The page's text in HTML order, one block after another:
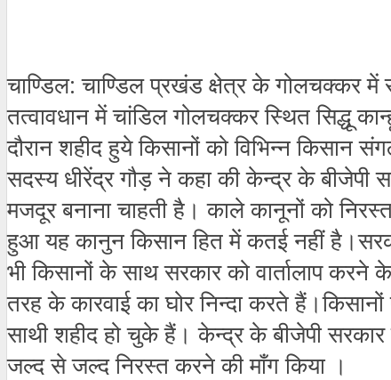
चाण्डिल: चाण्डिल प्रखंड क्षेत्र के गोलचक्कर
तत्वावधान में चांडिल गोलचक्कर स्थित सिद्धू
दौरान शहीद हुये किसानों को विभिन्न
सदस्य धीरेंद्र गौड़ ने कहा की केन्द्र के बीजेपी
मजदूर बनाना चाहती है। काले कानूनों को
हुआ यह कानुन किसान हित में कतई नहीं
भी किसानों के साथ सरकार को वार्तालाप
तरह के कारवाई का घोर निन्दा करते
साथी शहीद हो चुके हैं। केन्द्र के बीजेपी
जल्द से जल्द निरस्त करने की माँग किया ।